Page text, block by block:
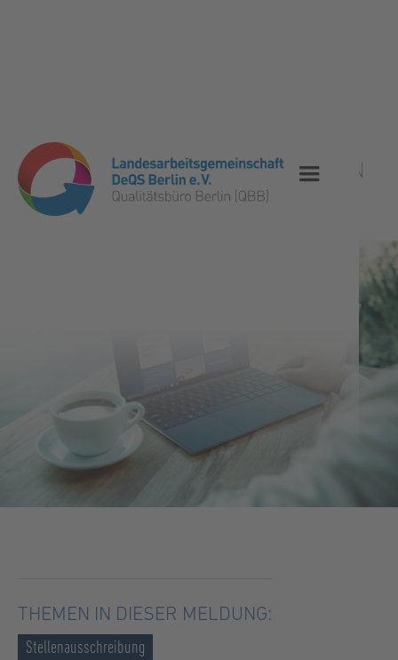
STELLENAUSSCHREIBUNG
DERZEIT SIND KEINE NEUEN STELLEN
VAKANT.
THEMEN IN DIESER MELDUNG:
Stellenausschreibung